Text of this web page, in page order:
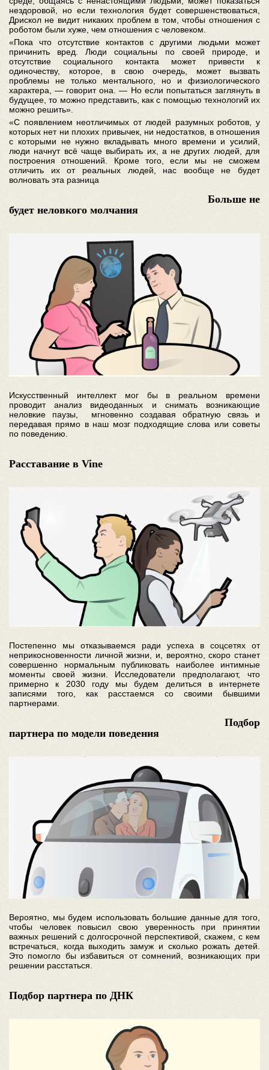
нездоровой, но если технология будет совершенствоваться,
Дрискол не видит никаких проблем в том, чтобы отношения с
роботом были хуже, чем отношения с человеком.
«Пока что отсутствие контактов с другими людьми может
причинить вред. Люди социальны по своей природе, и
отсутствие социального контакта может привести к
одиночеству, которое, в свою очередь, может вызвать
проблемы не только ментального, но и физиологического
характера, — говорит она. — Но если попытаться заглянуть в
будущее, то можно представить, как с помощью технологий их
можно решить».
«С появлением неотличимых от людей разумных роботов, у
которых нет ни плохих привычек, ни недостатков, в отношения
с которыми не нужно вкладывать много времени и усилий,
люди начнут всё чаще выбирать их, а не других людей, для
построения отношений. Кроме того, если мы не сможем
отличить их от реальных людей, нас вообще не будет
волновать эта разница
Больше не
будет неловкого молчания
Искусственный интеллект мог бы в реальном времени
проводит анализ видеоданных и снимать возникающие
неловкие паузы, мгновенно создавая обратную связь и
передавая прямо в наш мозг подходящие слова или советы
по поведению.
Расставание в Vine
Постепенно мы отказываемся ради успеха в соцсетях от
неприкосновенности личной жизни, и, вероятно, скоро станет
совершенно нормальным публиковать наиболее интимные
моменты своей жизни. Исследователи предполагают, что
примерно к 2030 году мы будем делиться в интернете
записями того, как расстаемся со своими бывшими
партнерами.
Подбор
партнера по модели поведения
Вероятно, мы будем использовать большие данные для того,
чтобы человек повысил свою уверенность при принятии
важных решений с долгосрочной перспективой, скажем, с кем
встречаться, когда выходить замуж и сколько рожать детей.
Это помогло бы избавиться от сомнений, возникающих при
решении расстаться.
Подбор партнера по ДНК